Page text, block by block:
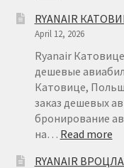
RYANAIR
–
FAQ
RYANAIR
April 12, 2026
Ryanair
дешевые
Катовице,
заказ дешевых
бронирование
на… Read more:
RYANAIR